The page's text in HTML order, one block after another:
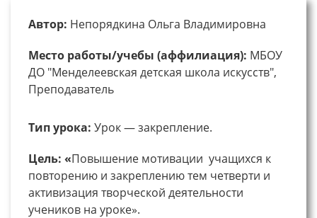
Автор: Непорядкина Ольга Владимировна
Место работы/учебы (аффилиация): МБОУ
ДО "Менделеевская детская школа искусств",
Преподаватель
Тип урока: Урок — закрепление.
Цель: «Повышение мотивации учащихся к
повторению и закреплению тем четверти и
активизация творческой деятельности
учеников на уроке».